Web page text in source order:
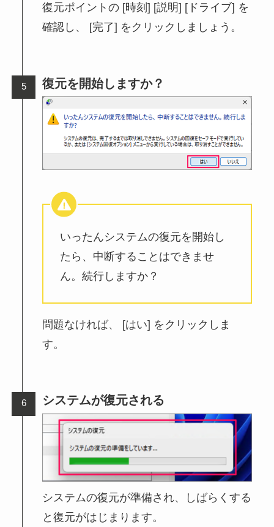
復元ポイントの [時刻] [説明] [ドライブ] を
確認し、 [完了] をクリックしましょう。
復元を開始しますか？
いったんシステムの復元を開始し
たら、中断することはできませ
ん。続行しますか？
問題なければ、 [はい] をクリックしま
す。
システムが復元される
システムの復元が準備され、しばらくする
と復元がはじまります。